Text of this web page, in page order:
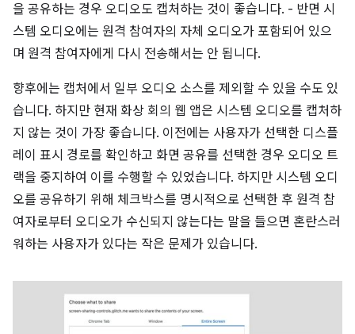
을 공유하는 경우 오디오도 캡처하는 것이 좋습니다. - 반면 시
스템 오디오에는 원격 참여자의 자체 오디오가 포함되어 있으
며 원격 참여자에게 다시 전송해서는 안 됩니다.
향후에는 캡처에서 일부 오디오 소스를 제외할 수 있을 수도 있
습니다. 하지만 현재 화상 회의 웹 앱은 시스템 오디오를 캡처하
지 않는 것이 가장 좋습니다. 이전에는 사용자가 선택한 디스플
레이 표시 경로를 확인하고 화면 공유를 선택한 경우 오디오 트
랙을 중지하여 이를 수행할 수 있었습니다. 하지만 시스템 오디
오를 공유하기 위해 체크박스를 명시적으로 선택한 후 원격 참
여자로부터 오디오가 수신되지 않는다는 말을 들으면 혼란스러
워하는 사용자가 있다는 작은 문제가 있습니다.